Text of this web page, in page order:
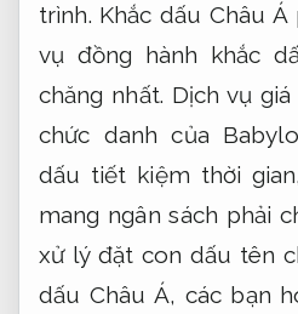
trình. Khắc dấu Châu
vụ đồng hành khắc
chăng nhất. Dịch vụ
chức danh của
dấu tiết kiệm thời
mang ngân sách phải
xử lý đặt con dấu tên
dấu Châu Á, các bạn